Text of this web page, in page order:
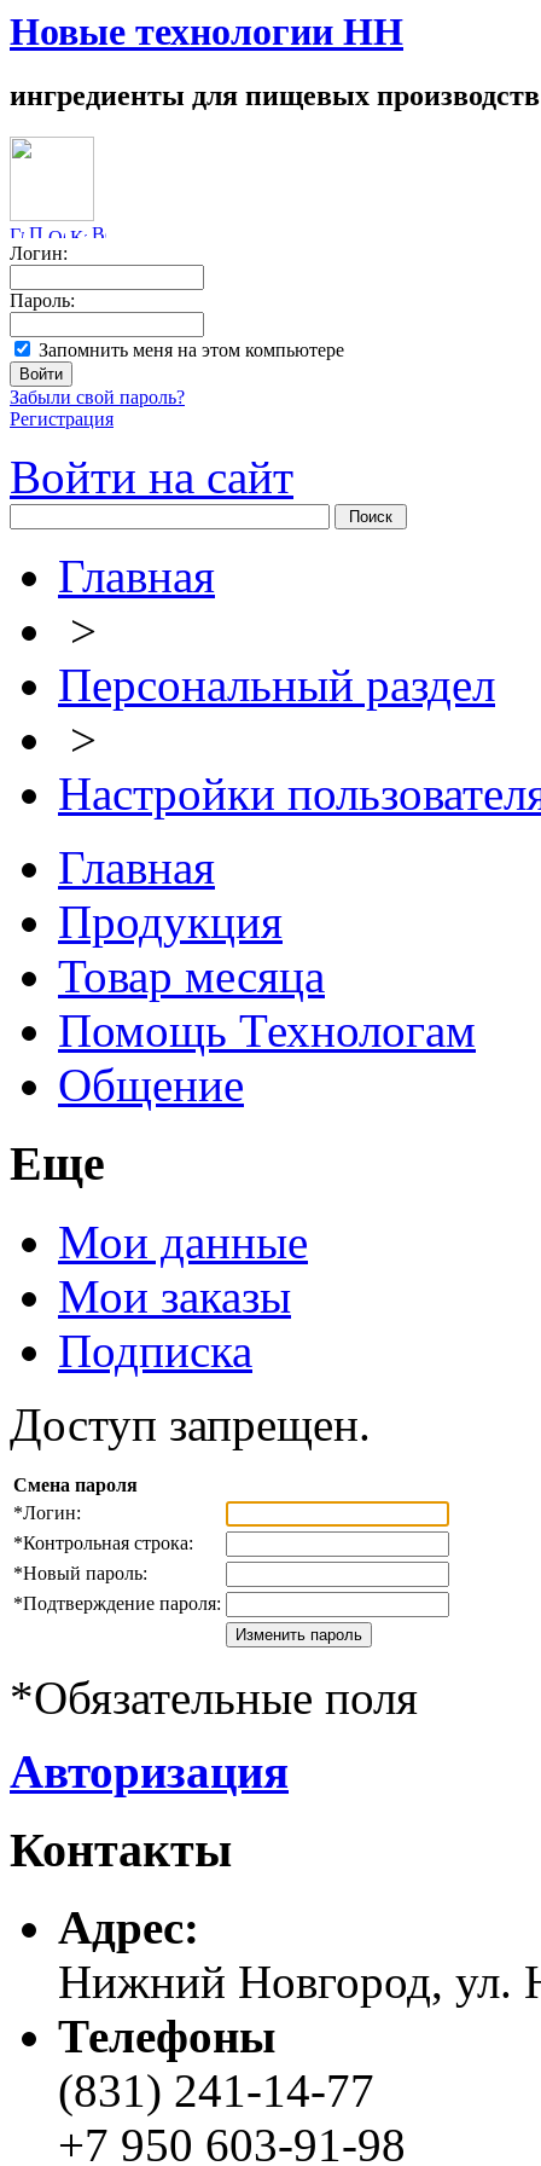
Новые технологии НН
ингредиенты для пищевых производств
Логин:
Пароль:
Запомнить меня на этом компьютере
Забыли свой пароль?
Регистрация
Войти на сайт
Главная
>
Персональный раздел
>
Настройки
Главная
Продукция
Товар месяца
Помощь Технологам
Общение
Еще
Мои данные
Мои заказы
Подписка
Доступ запрещен.
Смена пароля
*Логин:
*Контрольная строка:
*Новый пароль:
*Подтверждение пароля:
*Обязательные поля
Авторизация
Контакты
Адреc:
Нижний Новгород, ул.
Телефоны
(831) 241-14-77
+7 950 603-91-98